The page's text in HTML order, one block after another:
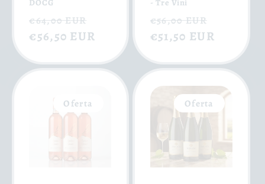
Precio
habitual
€64,00 EUR
de
oferta
€56,50 EUR
Precio
habitual
€56,00 EUR
oferta
€51,50 EUR
Oferta Oferta